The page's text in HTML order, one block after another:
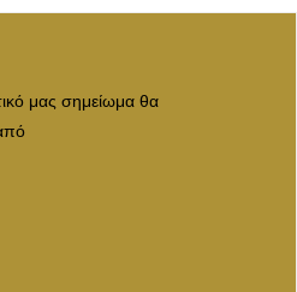
μας σημείωμα θα